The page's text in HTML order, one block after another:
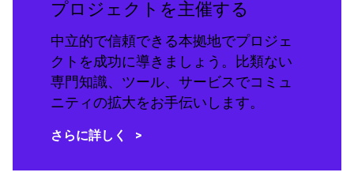
プロジェクトを主催する
中立的で信頼できる本拠地でプロジェ
クトを成功に導きましょう。比類ない
専門知識、ツール、サービスでコミュ
ニティの拡大をお手伝いします。
さらに詳しく